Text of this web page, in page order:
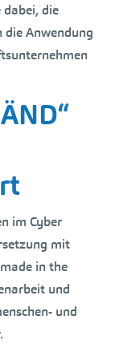
die
die Anwendung
im Cyber
mit
in the
und
und